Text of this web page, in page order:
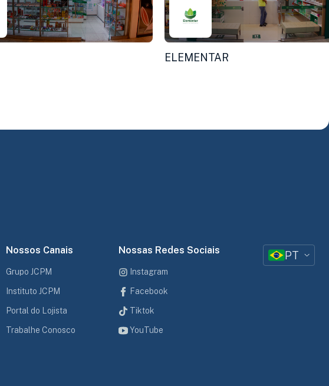
ELEMENTAR
Nossos Canais
Grupo JCPM
Instituto JCPM
Portal do Lojista
Trabalhe Conosco
Nossas Redes Sociais
Instagram
Facebook
Tiktok
YouTube
PT